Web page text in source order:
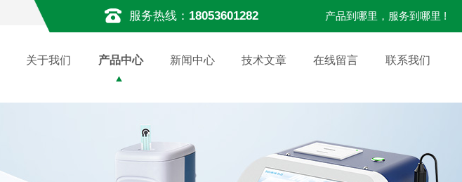
服务热线： 18053601282 产品到哪里，服务到哪里 !
关于我们 产品中心 新闻中心 技术文章 在线留言 联系我们